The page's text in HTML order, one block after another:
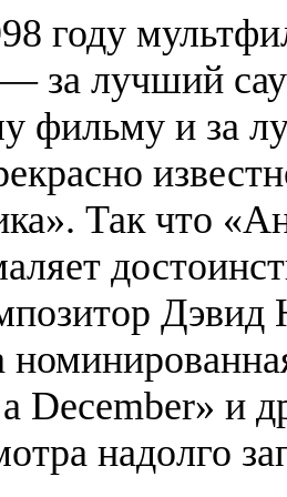
году
за лучший
фильму и за
Так что
Дэвид
December» и
надолго